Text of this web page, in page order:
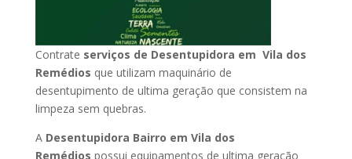
Contrate serviços de Desentupidora em Vila dos
Remédios que utilizam maquinário de
desentupimento de ultima geração que consistem na
limpeza sem quebras.
A Desentupidora Bairro em Vila dos
Remédios possui equipamentos de ultima geração